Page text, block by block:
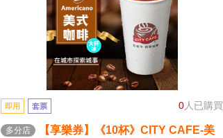
0人已購買
即用 套票
多分店
【享樂券】《10杯》CITY CAFE-美